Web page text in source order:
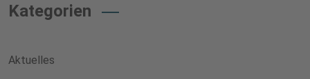
Kategorien
Aktuelles